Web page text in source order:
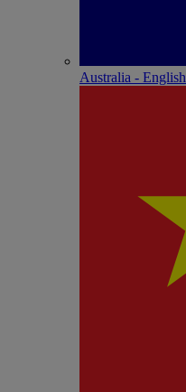
Australia - English